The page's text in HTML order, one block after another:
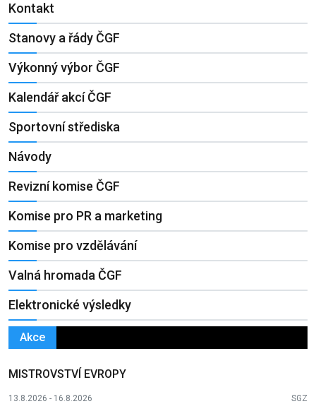
Kontakt
Stanovy a řády ČGF
Výkonný výbor ČGF
Kalendář akcí ČGF
Sportovní střediska
Návody
Revizní komise ČGF
Komise pro PR a marketing
Komise pro vzdělávání
Valná hromada ČGF
Elektronické výsledky
Akce
MISTROVSTVÍ EVROPY
13.8.2026 - 16.8.2026 SGZ